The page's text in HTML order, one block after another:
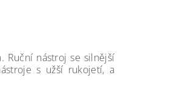
Ruční nástroj se silnější
s užší rukojetí, a